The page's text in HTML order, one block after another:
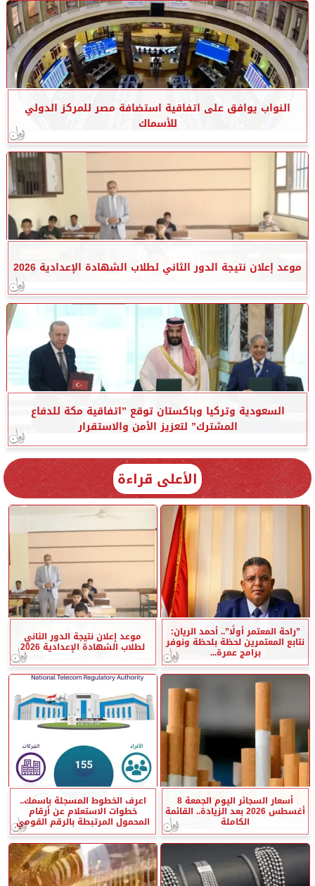
النواب يوافق على اتفاقية استضافة مصر للمركز الدولي
للأسماك
موعد إعلان نتيجة الدور الثاني لطلاب الشهادة الإعدادية 2026
السعودية وتركيا وباكستان توقع ”اتفاقية مكة للدفاع
المشترك” لتعزيز الأمن والاستقرار
الأعلى قراءة
”راحة المعتمر أولًا”.. أحمد الريان:
نتابع المعتمرين لحظة بلحظة ونوفر
برامج عمرة...
موعد إعلان نتيجة الدور الثاني
لطلاب الشهادة الإعدادية 2026
أسعار السجائر اليوم الجمعة 8
أغسطس 2026 بعد الزيادة.. القائمة
الكاملة
اعرف الخطوط المسجلة باسمك..
خطوات الاستعلام عن أرقام
المحمول المرتبطة بالرقم القومي